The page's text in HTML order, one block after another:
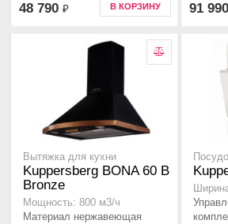
48 790 ₽ В КОРЗИНУ 91 990
Вытяжка для кухни
Kuppersberg BONA 60 B
Bronze
Мощность: 800 м3/ч
Материал нержавеющая